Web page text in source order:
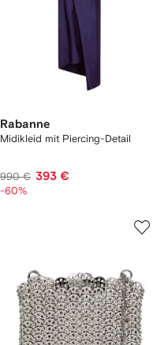
Rabanne
Midikleid mit Piercing-Detail
990 € 393 €
-60%